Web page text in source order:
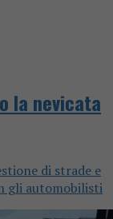
la nevicata
di strade e
gli automobilisti